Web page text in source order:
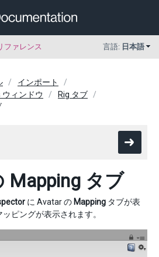
ファレンス 言語: 日本語
インポート
ィンドウ
Rig タブ
Mapping タブ
に Avatar の Mapping タブが表
ピングが表示されます。